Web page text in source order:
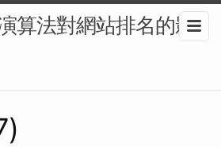
算法對網站排名的影